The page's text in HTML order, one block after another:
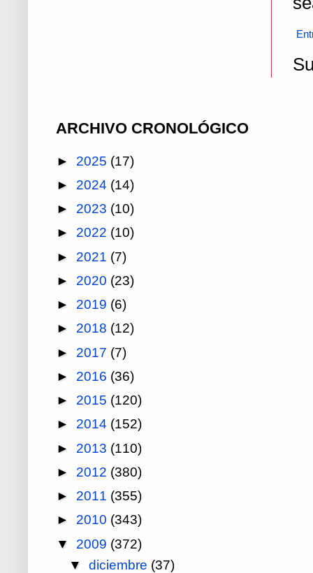
ARCHIVO CRONOLÓGICO
► 2025 (17)
► 2024 (14)
► 2023 (10)
► 2022 (10)
► 2021 (7)
► 2020 (23)
► 2019 (6)
► 2018 (12)
► 2017 (7)
► 2016 (36)
► 2015 (120)
► 2014 (152)
► 2013 (110)
► 2012 (380)
► 2011 (355)
► 2010 (343)
▼ 2009 (372)
▼ diciembre (37)